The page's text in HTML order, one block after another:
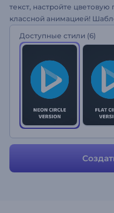
текст, настройте
классной анимацией!
телевидении и в
анимацией "Жидкий неон"!
Доступные стили (6)